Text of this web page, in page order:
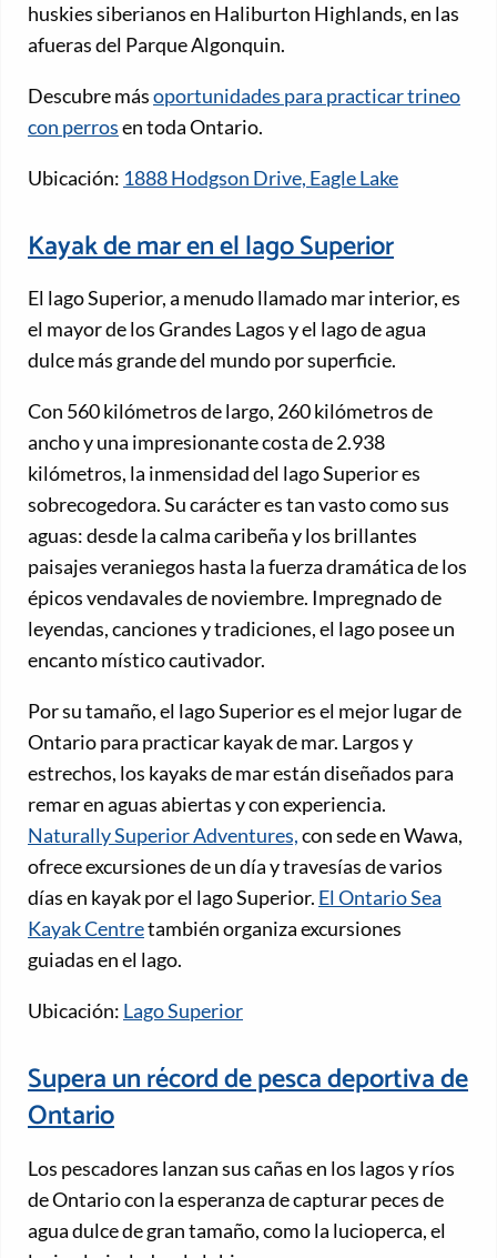
huskies siberianos en Haliburton Highlands, en las
afueras del Parque Algonquin.
Descubre másoportunidades para practicar trineo
con perrosen toda Ontario.
Ubicación: 1888 Hodgson Drive, Eagle Lake
Kayak de mar en el lago Superior
El lago Superior, a menudo llamado mar interior, es
el mayor de los Grandes Lagos y el lago de agua
dulce más grande del mundo por superficie.
Con 560 kilómetros de largo, 260 kilómetros de
ancho y una impresionante costa de 2.938
kilómetros, la inmensidad del lago Superior es
sobrecogedora. Su carácter es tan vasto como sus
aguas: desde la calma caribeña y los brillantes
paisajes veraniegos hasta la fuerza dramática de los
épicos vendavales de noviembre. Impregnado de
leyendas, canciones y tradiciones, el lago posee un
encanto místico cautivador.
Por su tamaño, el lago Superior es el mejor lugar de
Ontario para practicar kayak de mar. Largos y
estrechos, los kayaks de mar están diseñados para
remar en aguas abiertas y con experiencia.
Naturally Superior Adventures,con sede en Wawa,
ofrece excursiones de un día y travesías de varios
días en kayak por el lago Superior. El Ontario Sea
Kayak Centretambién organiza excursiones
guiadas en el lago.
Ubicación: Lago Superior
Supera un récord de pesca deportiva de
Ontario
Los pescadores lanzan sus cañas en los lagos y ríos
de Ontario con la esperanza de capturar peces de
agua dulce de gran tamaño, como la lucioperca, el